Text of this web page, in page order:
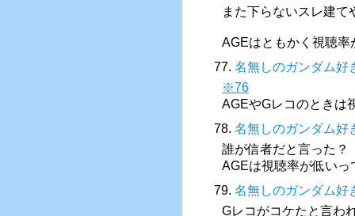
また下らないスレ建
AGEはともかく視聴
77. 名無しのガンダム好
※76
AGEやGレコのときは
78. 名無しのガンダム好
誰が信者だと言った？
AGEは視聴率が低い
79. 名無しのガンダム好
Gレコがコケたと言わ